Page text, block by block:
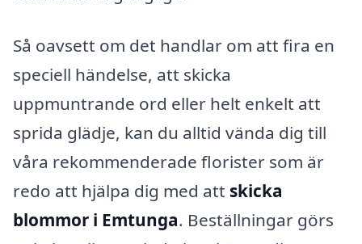
Så oavsett om det handlar om att fira en
speciell händelse, att skicka
uppmuntrande ord eller helt enkelt att
sprida glädje, kan du alltid vända dig till
våra rekommenderade florister som är
redo att hjälpa dig med att skicka
blommor i Emtunga. Beställningar görs